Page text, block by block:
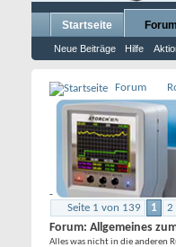
Startseite Forum
Neue Beiträge Hilfe
Forum
-
Seite 1 von 139
1 2
Forum: Allgemeines
Alles was nicht in die anderen